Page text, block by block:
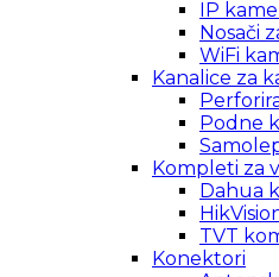
IP
Nosači
WiFi
Kanalice za
Podne
Kompleti za
Dahua
TVT
Konektori